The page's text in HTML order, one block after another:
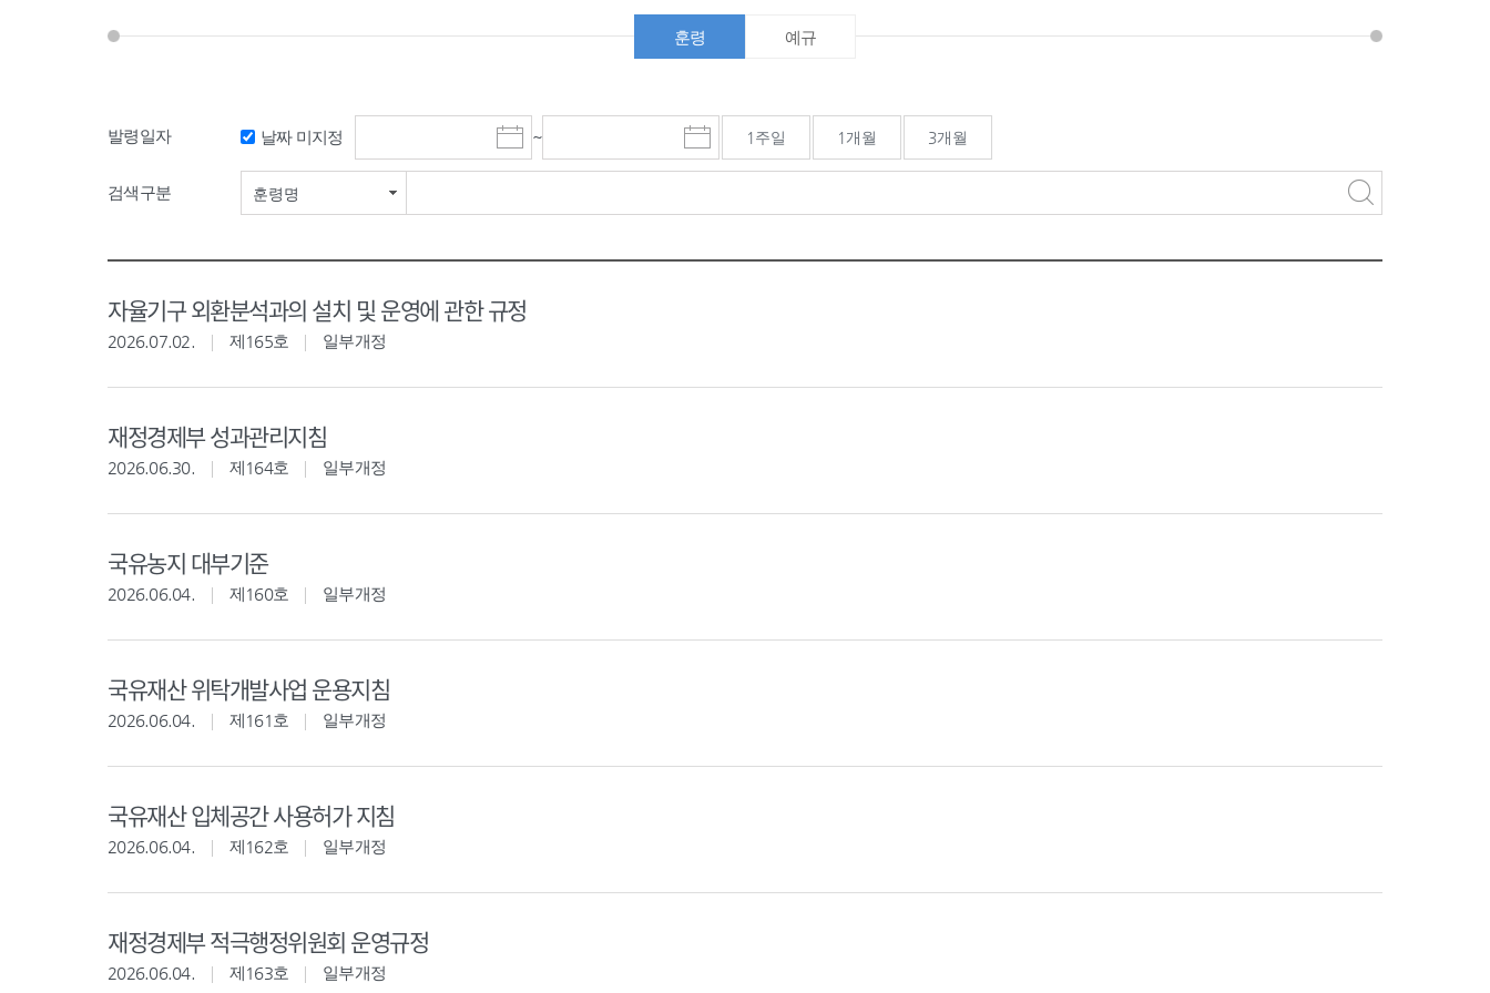
훈령 예규
발령일자 날짜 미지정
시
작
~
마
감
1주일 1개월 3개월
검색구분 훈령명
자율기구 외환분석과의 설치 및 운영에 관한 규정
2026.07.02. 제165호 일부개정
재정경제부 성과관리지침
2026.06.30. 제164호 일부개정
국유농지 대부기준
2026.06.04. 제160호 일부개정
국유재산 위탁개발사업 운용지침
2026.06.04. 제161호 일부개정
국유재산 입체공간 사용허가 지침
2026.06.04. 제162호 일부개정
재정경제부 적극행정위원회 운영규정
2026.06.04. 제163호 일부개정